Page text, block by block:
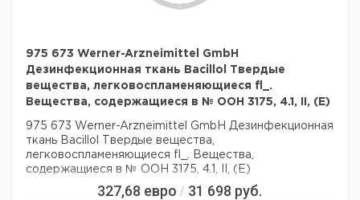
975 673 Werner-Arzneimittel GmbH
Дезинфекционная ткань Bacillol Твердые
вещества, легковоспламеняющиеся fl_.
Вещества, содержащиеся в № ООН 3175, 4.1, II, (E)
975 673 Werner-Arzneimittel GmbH Дезинфекционная
ткань Bacillol Твердые вещества,
легковоспламеняющиеся fl_. Вещества,
содержащиеся в № ООН 3175, 4.1, II, (E)
327,68 евро / 31 698 руб.